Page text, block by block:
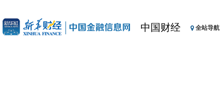
中国财经 全站导航